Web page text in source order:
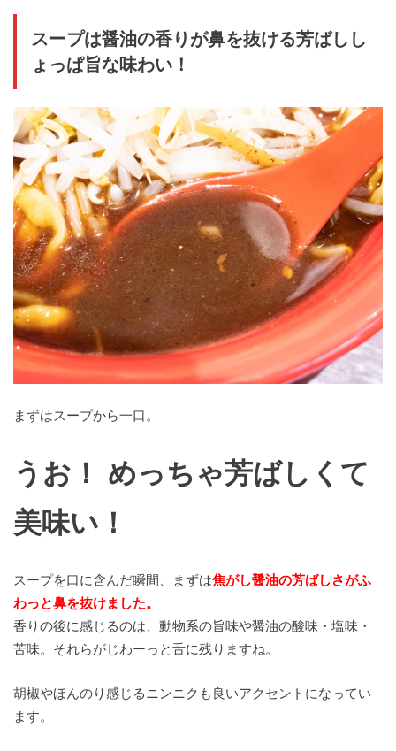
スープは醤油の香りが鼻を抜ける芳ばしし
ょっぱ旨な味わい！
まずはスープから一口。
うお！ めっちゃ芳ばしくて
美味い！
スープを口に含んだ瞬間、まずは焦がし醤油の芳ばしさがふ
わっと鼻を抜けました。
香りの後に感じるのは、動物系の旨味や醤油の酸味・塩味・
苦味。それらがじわーっと舌に残りますね。
胡椒やほんのり感じるニンニクも良いアクセントになってい
ます。